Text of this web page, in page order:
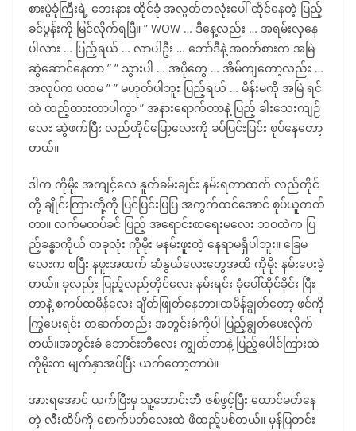
စားပွဲခုံကြီးရဲ့ ဘေးနား ထိုင်ခုံ အလွတ်တလုံးပေါ် ထိုင်နေတဲ့ ပြည့်
ခင်ပွန်းကို မြင်လိုက်ရပြီ။ ” WOW … ဒီနေ့လည်း … အရမ်းလှနေ
ပါလား … ပြည့်ရယ် … လာပါဦး … ဘော်ဒီနဲ့ အဝတ်စားက အမြဲ
ဆွဲဆောင်နေတာ ” ” သွားပါ … အပိုတွေ … အိမ်ကျတော့လည်း …
အလုပ်က ပထမ ” ” မဟုတ်ပါဘူး ပြည့်ရယ် … မိန်းမကို အမြဲ ရင်
ထဲ ထည့်ထားတာပါကွာ ” အနားရောက်တာနဲ့ ပြည့် ခါးသေးကျဉ်
လေး ဆွဲဖက်ပြီး လည်တိုင်ပြော့လေးကို ခပ်ပြင်းပြင်း စုပ်နေတော့
တယ်။
ဒါက ကိုမိုး အကျင့်လေ နူတ်ခမ်းချင်း နမ်းရတာထက် လည်တိုင်
တို့ ချိုင်းကြားတို့ကို ပြင်ပြင်းပြပြ အကွက်ထင်အောင် စုပ်ယူတတ်
တာ။ လက်မထပ်ခင် ပြည့် အရောင်းစာရေးမလေး ဘဝထဲက ပြ
ည့်ခန္ဓာကိုယ် တခုလုံး ကိုမိုး မနမ်းဖူးတဲ့ နေရာမရှိပါဘူး။ ခြေမ
လေးက စပြီး နဖူးအထက် ဆံနွယ်လေးတွေအထိ ကိုမိုး နမ်းပေးခဲ့
တယ်။ ခုလည်း ပြည့်လည်တိုင်လေး နမ်းရင်း ခုံပေါ်ထိုင်ခိုင်း ပြီး
တာနဲ့ စကပ်ထမိန်လေး ချိတ်ဖြုတ်နေတာ။ထမိန်ချွတ်တော့ ဖင်ကို
ကြွပေးရင်း တဆက်တည်း အတွင်းခံကိုပါ ပြည့်ချွတ်ပေးလိုက်
တယ်။အတွင်းခံ ဘောင်းဘီလေး ကျွတ်တာနဲ့ ပြည့်ပေါင်ကြားထဲ
ကိုမိုးက မျက်နှာအပ်ပြီး ယက်တော့တာပဲ။
အားရအောင် ယက်ပြီးမှ သူ့ဘောင်းဘီ ဇစ်ဖွင့်ပြီး ထောင်မတ်နေ
တဲ့ လီးထိပ်ကို စောက်ပတ်လေးထဲ ဖိထည့်ပစ်တယ်။ မှန်ပြတင်း